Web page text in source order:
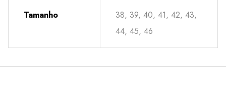
Tamanho
38, 39, 40, 41, 42, 43,
44, 45, 46